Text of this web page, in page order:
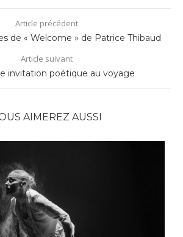
Article précédent
de « Welcome » de Patrice Thibaud
Article suivant
invitation poétique au voyage
AIMEREZ AUSSI